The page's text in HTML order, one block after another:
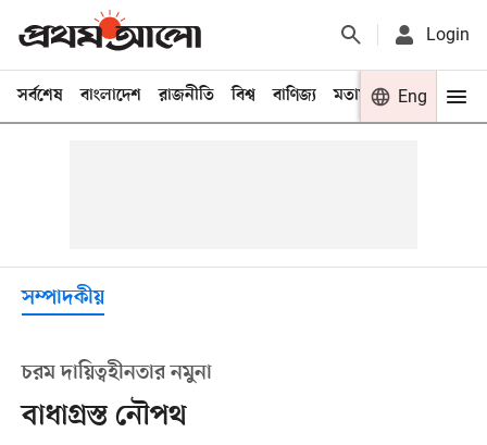
Login
সর্বশেষ বাংলাদেশ রাজনীতি বিশ্ব বাণিজ্য মতামত খেলা
Eng
সম্পাদকীয়
চরম দায়িত্বহীনতার নমুনা
বাধাগ্রস্ত নৌপথ